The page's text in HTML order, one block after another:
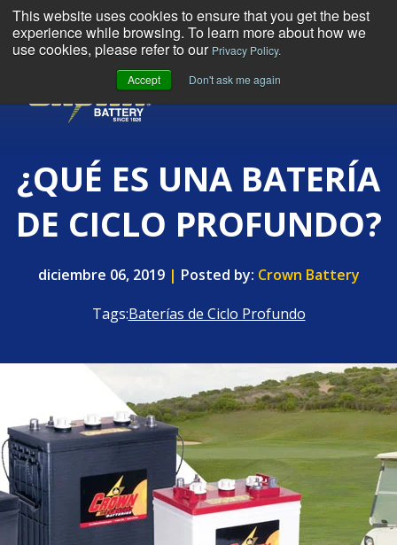
This website uses cookies to ensure that you get the best
experience while browsing. To learn more about how we
use cookies, please refer to our Privacy Policy.
Accept
Don't ask me again
¿QUÉ ES UNA BATERÍA
DE CICLO PROFUNDO?
diciembre 06, 2019| Posted by: Crown Battery
Tags:Baterías de Ciclo Profundo